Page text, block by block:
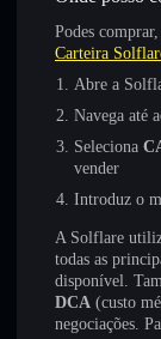
Podes
Carteira
Abre a
Navega até
Seleciona
vender
Introduz o
A Solflare
todas as
disponível.
DCA (custo
negociações.